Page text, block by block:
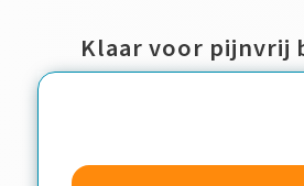
Klaar voor pijnvrij
Contactwizzard